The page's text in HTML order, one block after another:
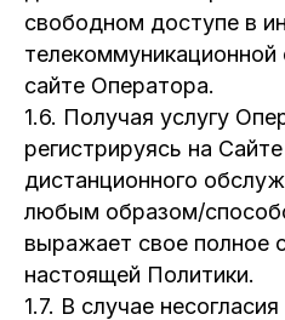
свободном доступе в
телекоммуникационной
сайте Оператора.
1.6. Получая услугу
регистрируясь на
дистанционного
любым образом/
выражает свое полное
настоящей Политики.
1.7. В случае